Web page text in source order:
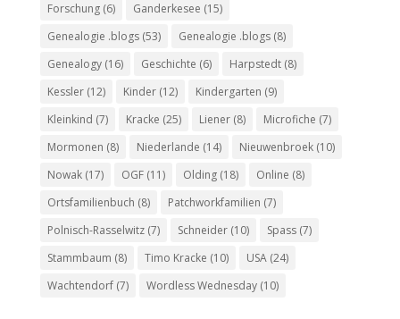
Forschung(6) Ganderkesee (15)
Genealogie .blogs(53) Genealogie .blogs(8)
Genealogy(16) Geschichte (6) Harpstedt(8)
Kessler(12) Kinder(12) Kindergarten (9)
Kleinkind (7) Kracke (25) Liener(8) Microfiche (7)
Mormonen (8) Niederlande (14) Nieuwenbroek(10)
Nowak(17) OGF(11) Olding(18) Online (8)
Ortsfamilienbuch (8) Patchworkfamilien (7)
Polnisch-Rasselwitz(7) Schneider(10) Spass(7)
Stammbaum (8) Timo Kracke (10) USA(24)
Wachtendorf(7) Wordless Wednesday(10)